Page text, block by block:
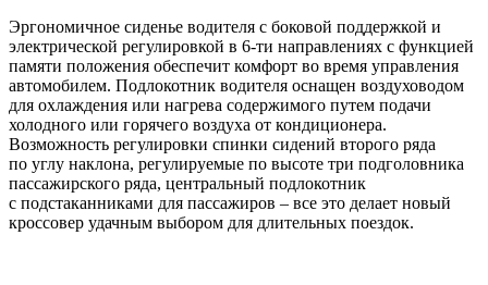
Эргономичное сиденье водителя с боковой поддержкой и
электрической регулировкой в 6-ти направлениях с функцией
памяти положения обеспечит комфорт во время управления
автомобилем. Подлокотник водителя оснащен воздуховодом
для охлаждения или нагрева содержимого путем подачи
холодного или горячего воздуха от кондиционера.
Возможность регулировки спинки сидений второго ряда
по углу наклона, регулируемые по высоте три подголовника
пассажирского ряда, центральный подлокотник
с подстаканниками для пассажиров – все это делает новый
кроссовер удачным выбором для длительных поездок.